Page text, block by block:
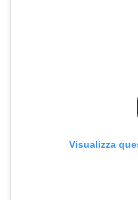
Visualizza